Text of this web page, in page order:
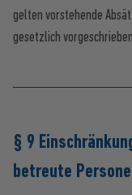
gelten vorstehende
gesetzlich
§ 9
betreute